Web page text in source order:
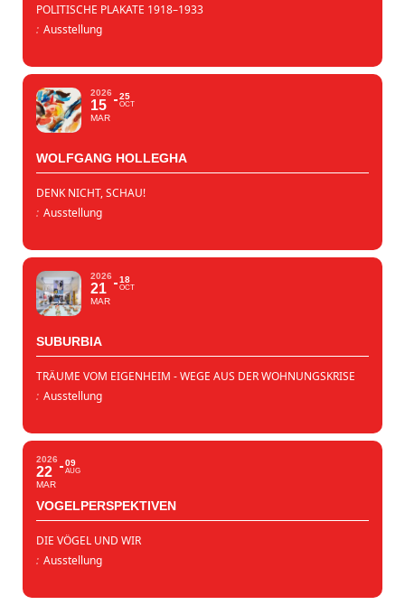
POLITISCHE PLAKATE 1918–1933
: Ausstellung
2026
15
MAR
25
OCT
WOLFGANG HOLLEGHA
DENK NICHT, SCHAU!
: Ausstellung
2026
21
MAR
18
OCT
SUBURBIA
TRÄUME VOM EIGENHEIM - WEGE AUS DER WOHNUNGSKRISE
: Ausstellung
2026
22
MAR
09
AUG
VOGELPERSPEKTIVEN
DIE VÖGEL UND WIR
: Ausstellung